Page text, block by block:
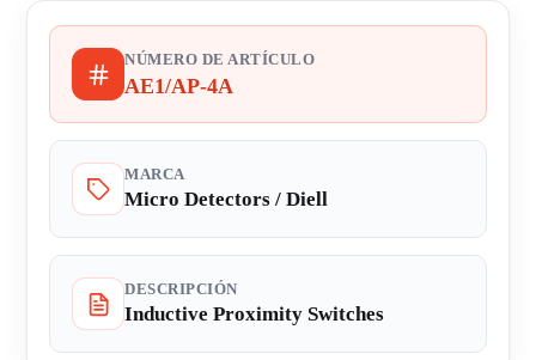
NÚMERO DE ARTÍCULO
AE1/AP-4A
MARCA
Micro Detectors / Diell
DESCRIPCIÓN
Inductive Proximity Switches